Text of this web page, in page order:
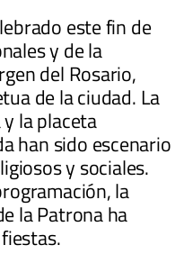
este fin de
y de la
del Rosario,
de la ciudad. La
la placeta
han sido escenario
y sociales.
la
la Patrona ha